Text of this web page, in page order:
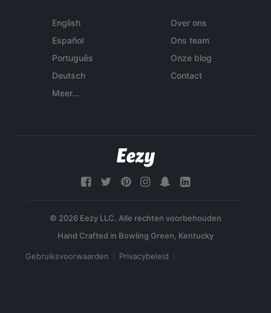
English
Español
Português
Deutsch
Meer...
Over ons
Ons team
Onze blog
Contact
© 2026 Eezy LLC. Alle rechten voorbehouden
Gebruiksvoorwaarden Privacybeleid